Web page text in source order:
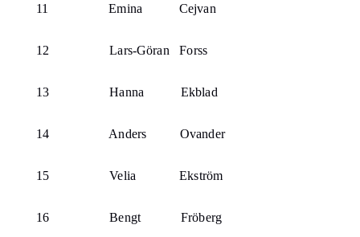
11 Emina Cejvan
12 Lars-Göran Forss
13 Hanna Ekblad
14 Anders Ovander
15 Velia Ekström
16 Bengt Fröberg